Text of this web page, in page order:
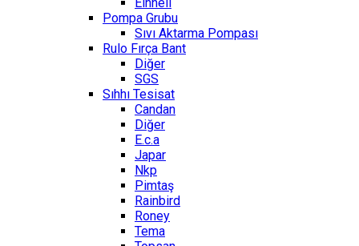
Pompa Grubu
Sıvı Aktarma Pompası
Rulo Fırça Bant
Diğer
SGS
Sıhhı Tesisat
Candan
Diğer
E.c.a
Japar
Nkp
Pimtaş
Rainbird
Roney
Tema